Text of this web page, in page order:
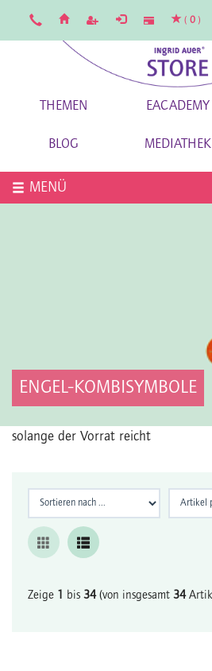
( 0 )
THEMEN EACADEMY
BLOG MEDIATHEK
MENÜ
ENGEL-KOMBISYMBOLE
solange der Vorrat reicht
Zeige 1 bis 34(von insgesamt 34